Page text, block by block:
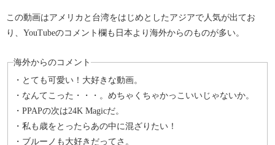
この動画はアメリカと台湾をはじめとしたアジアで人気が出てお
り、YouTubeのコメント欄も日本より海外からのものが多い。
海外からのコメント
・とても可愛い！大好きな動画。
・なんてこった・・・。めちゃくちゃかっこいいじゃないか。
・PPAPの次は24K Magic だ。
・私も歳をとったらあの中に混ざりたい！
・ブルーノも大好きだってさ。